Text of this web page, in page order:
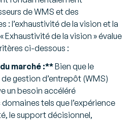
de WMS et des
: l’exhaustivité de la vision et la
Exhaustivité de la vision » évalue
ci-dessous :
marché :**Bien que le
gestion d’entrepôt (WMS)
un besoin accéléré
tels que l’expérience
le support décisionnel,